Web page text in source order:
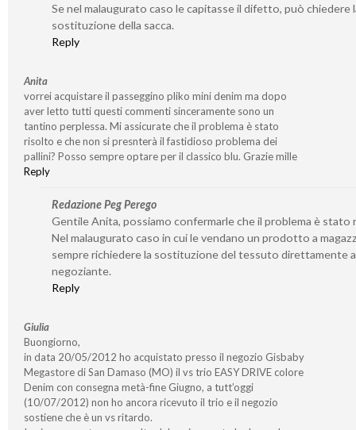
Se nel malaugurato caso le capitasse il difetto, può chiedere
sostituzione della sacca.
Reply
Anita
vorrei acquistare il passeggino pliko mini denim ma dopo
aver letto tutti questi commenti sinceramente sono un
tantino perplessa. Mi assicurate che il problema è stato
risolto e che non si presnterà il fastidioso problema dei
pallini? Posso sempre optare per il classico blu. Grazie mille
Reply
Redazione Peg Perego
Gentile Anita, possiamo confermarle che il problema è stato
Nel malaugurato caso in cui le vendano un prodotto a
sempre richiedere la sostituzione del tessuto direttamente
negoziante.
Reply
Giulia
Buongiorno,
in data 20/05/2012 ho acquistato presso il negozio Gisbaby
Megastore di San Damaso (MO) il vs trio EASY DRIVE colore
Denim con consegna metà-fine Giugno, a tutt’oggi
(10/07/2012) non ho ancora ricevuto il trio e il negozio
sostiene che è un vs ritardo.